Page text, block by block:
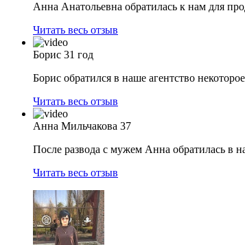
Анна Анатольевна обратилась к нам для
Читать весь отзыв
Борис 31 год
Борис обратился в наше агентство
Читать весь отзыв
Анна Мильчакова 37
После развода с мужем Анна обратилась в
Читать весь отзыв